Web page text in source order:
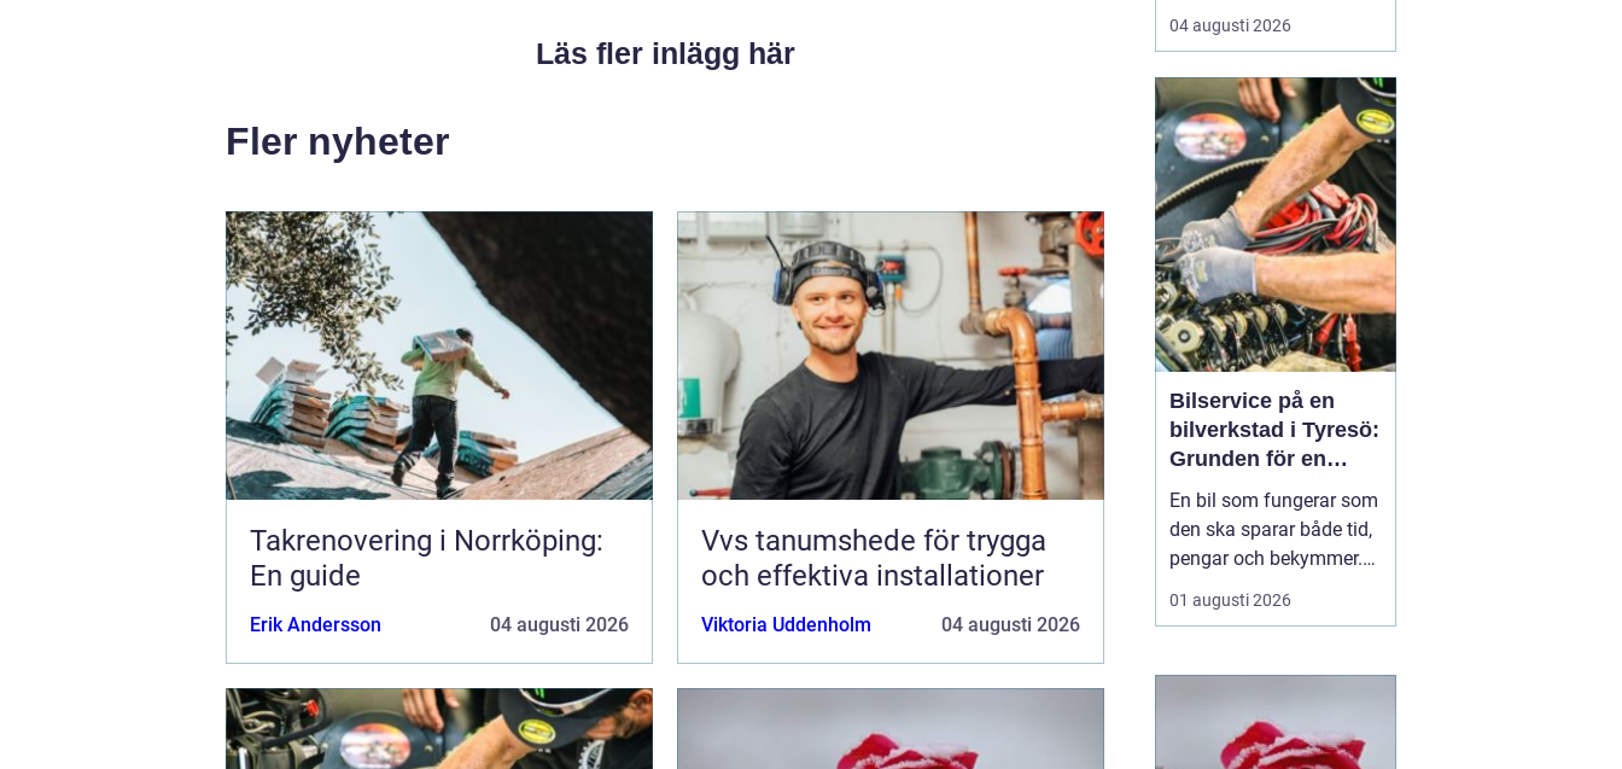
Läs fler inlägg här
Fler nyheter
Takrenovering i Norrköping:
En guide
Erik Andersson 04 augusti 2026
Vvs tanumshede för trygga
och effektiva installationer
Viktoria Uddenholm 04 augusti 2026
företag behöver hjälp
med värme, vatten och
Många undrar vad som
skiljer en seriös vvs
partner från en tillfällig
lösning, hur en
installation bör gå till
och vilka...
04 augusti 2026
Bilservice på en
bilverkstad i Tyresö:
Grunden för en
trygg och hållbar
bilvardag
En bil som fungerar som
den ska sparar både tid,
pengar och bekymmer.
För många förare blir
servicefrågan ändå
tills en varningslampa
känns fel. Ge...
01 augusti 2026